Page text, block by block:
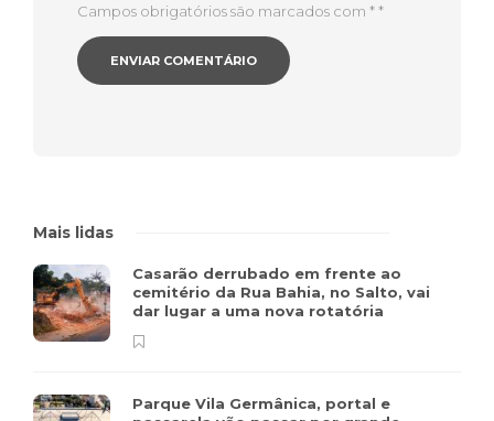
Campos obrigatórios são marcados com **
Mais lidas
Casarão derrubado em frente ao
cemitério da Rua Bahia, no Salto, vai
dar lugar a uma nova rotatória
Parque Vila Germânica, portal e